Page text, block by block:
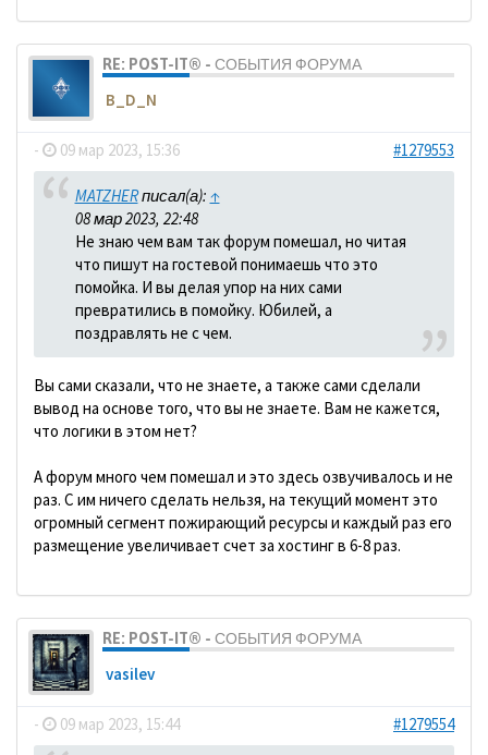
RE: POST-IT® - СОБЫТИЯ ФОРУМА
B_D_N
- 09 мар 2023, 15:36 #1279553
MATZHERписал(а): ↑
08 мар 2023, 22:48
Не знаю чем вам так форум помешал, но читая
что пишут на гостевой понимаешь что это
помойка. И вы делая упор на них сами
превратились в помойку. Юбилей, а
поздравлять не с чем.
Вы сами сказали, что не знаете, а также сами сделали
вывод на основе того, что вы не знаете. Вам не кажется,
что логики в этом нет?
А форум много чем помешал и это здесь озвучивалось и не
раз. С им ничего сделать нельзя, на текущий момент это
огромный сегмент пожирающий ресурсы и каждый раз его
размещение увеличивает счет за хостинг в 6-8 раз.
RE: POST-IT® - СОБЫТИЯ ФОРУМА
vasilev
- 09 мар 2023, 15:44 #1279554